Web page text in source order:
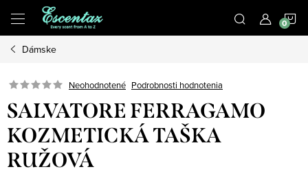
obsah
Dámske
Neohodnotené Podrobnosti hodnotenia
SALVATORE FERRAGAMO
KOZMETICKÁ TAŠKA
RUŽOVÁ